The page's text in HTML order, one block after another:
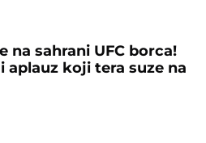
na sahrani UFC borca!
aplauz koji tera suze na